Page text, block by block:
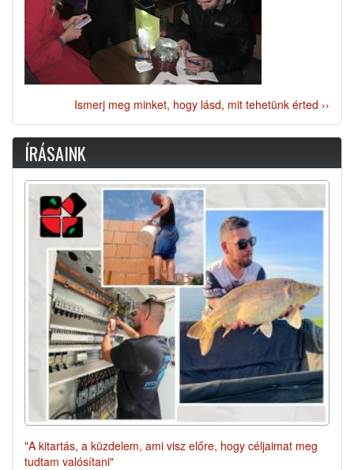
Ismerj meg minket, hogy lásd, mit tehetünk érted ››
ÍRÁSAINK
"A kitartás, a küzdelem, ami visz előre, hogy céljaimat meg
tudtam valósítani"